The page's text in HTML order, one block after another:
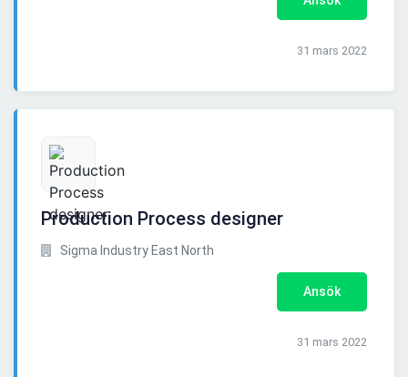
31 mars 2022
Production Process designer
Sigma Industry East North
Ansök
31 mars 2022